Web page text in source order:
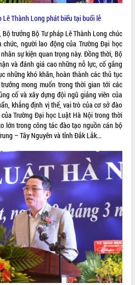
đột
số
hạ
Kỷ
bố
Đắk
Lê Thành Long phát biểu tại buổi lễ
trưởng Bộ Tư pháp Lê Thành Long chúc
chức, người lao động của Trường Đại học
sự kiện quan trọng này. Đồng thời, Bộ
và đánh giá cao những nỗ lực, cố gắng
những khó khăn, hoàn thành các thủ tục
mong muốn trong thời gian tới các
cố và xây dựng đội ngũ giảng viên của
khẳng định vị thế, vai trò của cơ sở đào
Trường Đại học Luật Hà Nội trong thời
lớn trong công tác đào tạo nguồn cán bộ
– Tây Nguyên và tỉnh Đắk Lắk...